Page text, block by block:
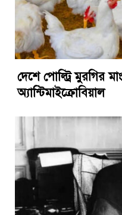
দেশে পোল্ট্রি মুরগির
অ্যান্টিমাইক্রোবিয়াল